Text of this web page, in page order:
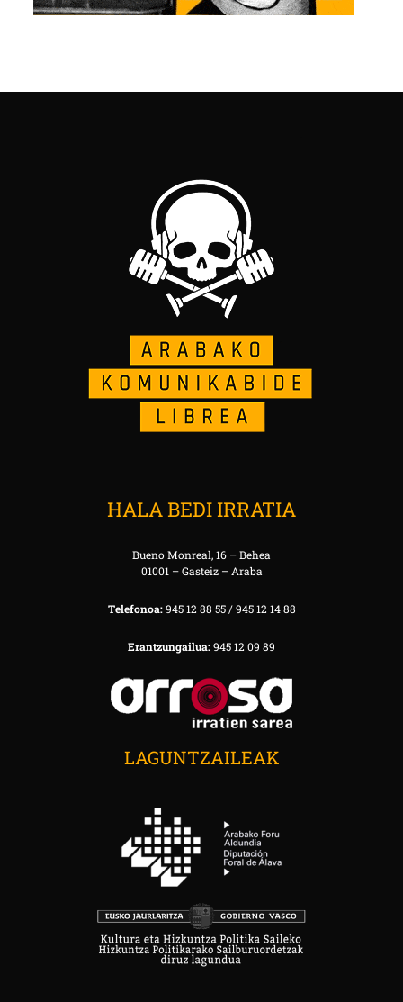
HALA BEDI IRRATIA
Bueno Monreal, 16 – Behea
01001 – Gasteiz – Araba
Telefonoa:945 12 88 55 / 945 12 14 88
Erantzungailua:945 12 09 89
LAGUNTZAILEAK